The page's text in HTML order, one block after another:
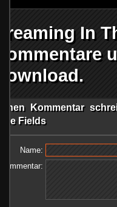
In
Kommentar
Fields
Name:
Kommentar: